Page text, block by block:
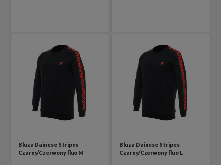
Bluza Dainese Stripes
Czarny/Czerwony fluo M
Bluza Dainese Stripes
Czarny/Czerwony fluo L